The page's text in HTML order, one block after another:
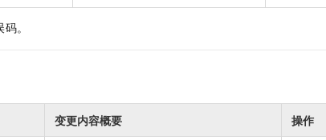
。
变更内容概要 操作